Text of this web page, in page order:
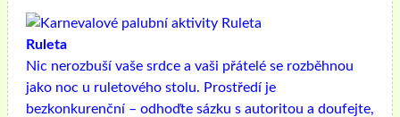
Ruleta
Nic nerozbuší vaše srdce a vaši přátelé se rozběhnou
jako noc u ruletového stolu. Prostředí je
bezkonkurenční – odhoďte sázku s autoritou a doufejte,